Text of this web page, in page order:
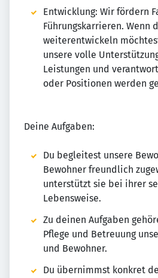
Entwicklung: Wir fördern
Führungskarrieren. Wenn
weiterentwickeln
unsere volle
Leistungen und
oder Positionen werden
Deine Aufgaben:
Du begleitest unsere
Bewohner freundlich
unterstützt sie bei ihrer
Lebensweise.
Zu deinen Aufgaben
Pflege und Betreuung
und Bewohner.
Du übernimmst konkret